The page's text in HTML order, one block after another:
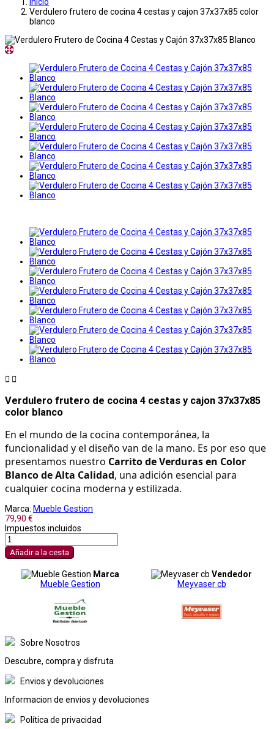
Inicio
Verdulero frutero de cocina 4 cestas y cajon 37x37x85 color
blanco
 
Verdulero frutero de cocina 4 cestas y cajon 37x37x85
color blanco
En el mundo de la cocina contemporánea, la
funcionalidad y el diseño van de la mano. Es por eso que
presentamos nuestro Carrito de Verduras en Color
Blanco de Alta Calidad, una adición esencial para
cualquier cocina moderna y estilizada.
Marca: Mueble Gestion
79,90 €
Impuestos incluidos
Añadir a la cesta
Marca
Mueble Gestion
Vendedor
Meyvaser cb
Sobre Nosotros
Descubre, compra y disfruta
Envios y devoluciones
Informacion de envios y devoluciones
Política de privacidad